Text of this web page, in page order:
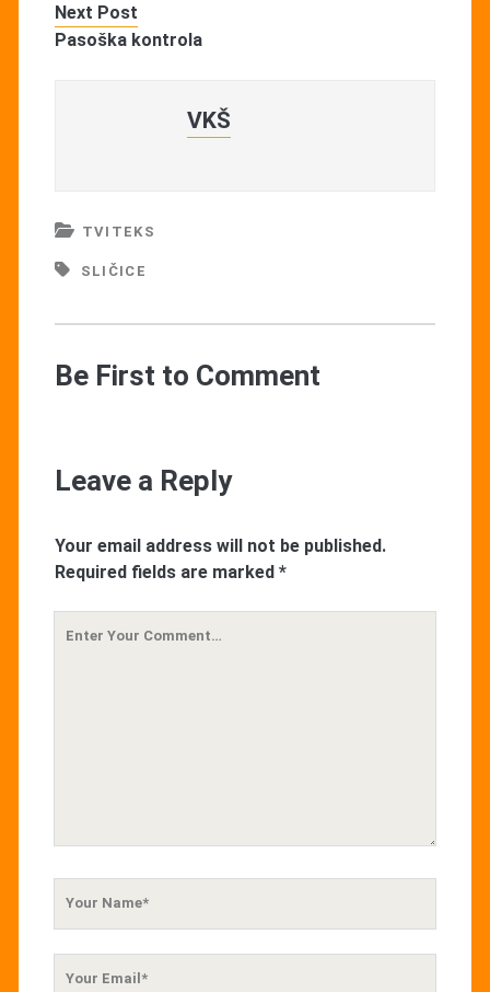
Next Post
Pasoška kontrola
VKŠ
TVITEKS
SLIČICE
Be First to Comment
Leave a Reply
Your email address will not be published.
Required fields are marked *